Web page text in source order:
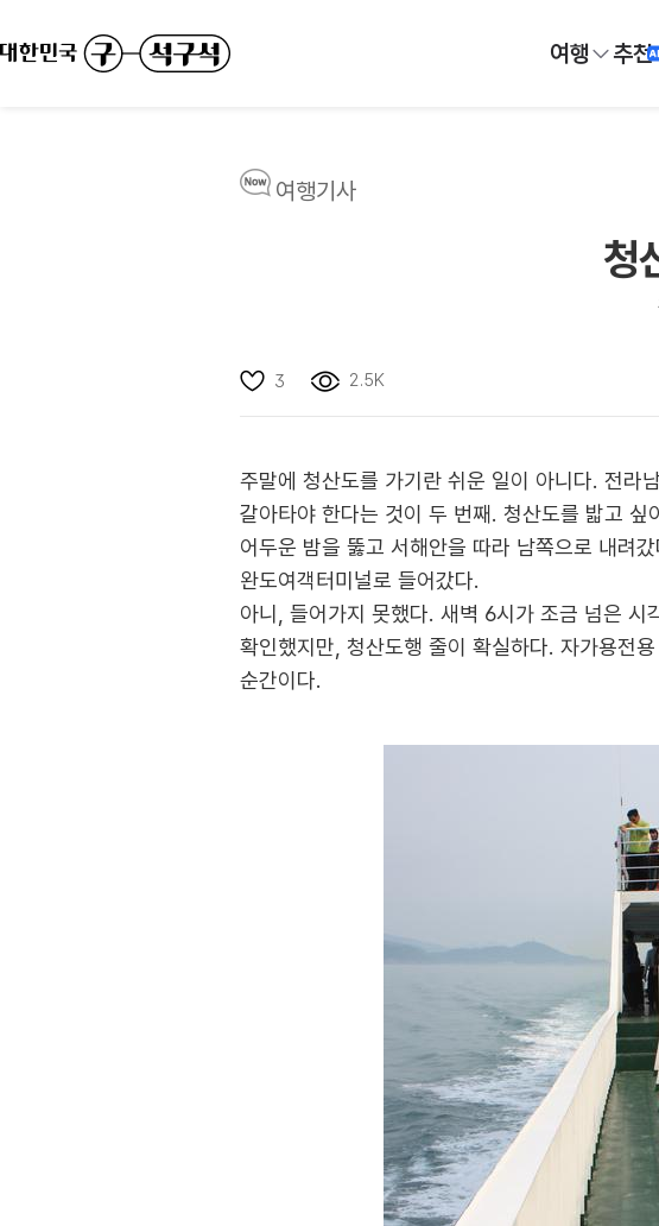
여행 추천
여행기사
청
3 2.5K
주말에 청산도를 가기란 쉬운 일이 아니다. 전라
갈아타야 한다는 것이 두 번째. 청산도를 밟고
어두운 밤을 뚫고 서해안을 따라 남쪽으로 내려
완도여객터미널로 들어갔다.
아니, 들어가지 못했다. 새벽 6시가 조금 넘은
확인했지만, 청산도행 줄이 확실하다. 자가용전
순간이다.